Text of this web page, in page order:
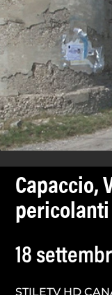
Capaccio,
18
STILETV HD